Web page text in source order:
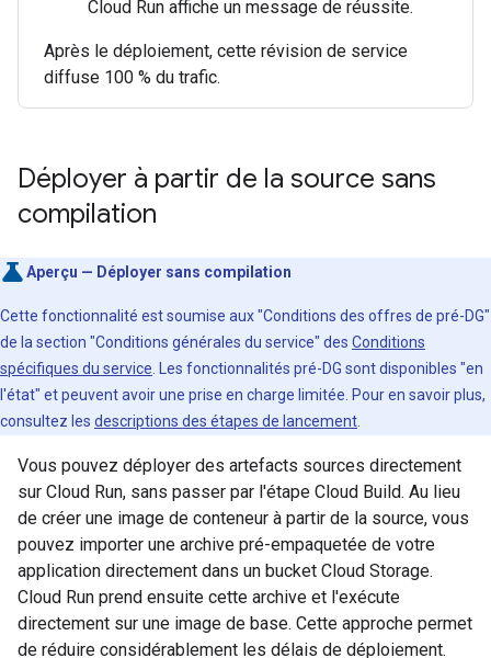
Cloud Run affiche un message de réussite.
Après le déploiement, cette révision de service
diffuse 100 % du trafic.
Déployer à partir de la source sans
compilation
Aperçu — Déployer sans compilation
Cette fonctionnalité est soumise aux "Conditions des offres de pré-DG"
de la section "Conditions générales du service" des Conditions
spécifiques du service . Les fonctionnalités pré-DG sont disponibles "en
l'état" et peuvent avoir une prise en charge limitée. Pour en savoir plus,
consultez les descriptions des étapes de lancement
Vous pouvez déployer des artefacts sources directement
sur Cloud Run, sans passer par l'étape Cloud Build. Au lieu
de créer une image de conteneur à partir de la source, vous
pouvez importer une archive pré-empaquetée de votre
application directement dans un bucket Cloud Storage.
Cloud Run prend ensuite cette archive et l'exécute
directement sur une image de base. Cette approche permet
de réduire considérablement les délais de déploiement.